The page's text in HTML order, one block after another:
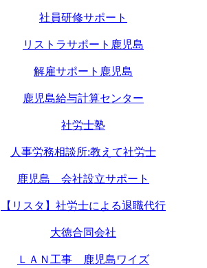
社員研修サポート
リストラサポート鹿児島
解雇サポート鹿児島
鹿児島給与計算センター
社労士塾
人事労務相談所:教えて社労士
鹿児島 会社設立サポート
【リスタ】社労士による退職代行
大徳合同会社
ＬＡＮ工事 鹿児島ワイズ